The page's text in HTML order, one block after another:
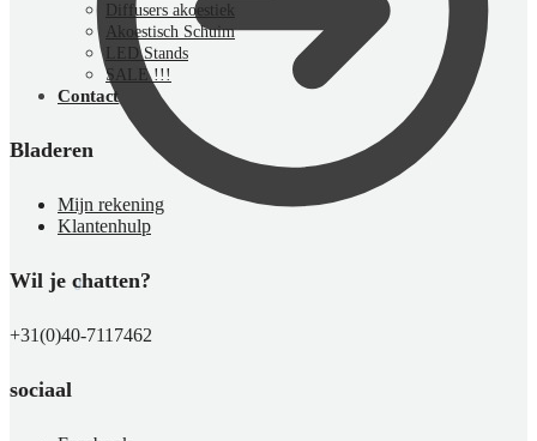
€0,00 0
Diffusers akoestiek
Akoestisch Schuim
LED Stands
SALE !!!
Contact
Bladeren
Mijn rekening
Klantenhulp
Wil je chatten?
+31(0)40-7117462
sociaal